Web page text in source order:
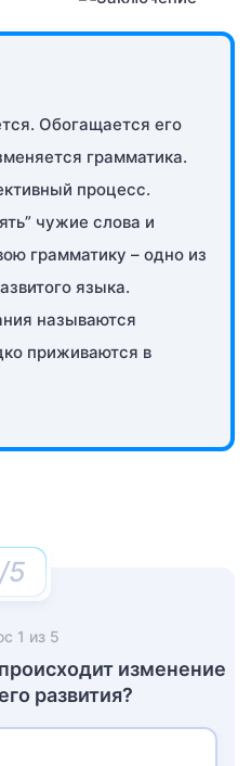
Обогащается его
грамматика.
процесс.
чужие слова и
грамматику – одно из
языка.
называются
приживаются в
/5
1 из 5
изменение
развития?